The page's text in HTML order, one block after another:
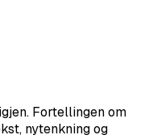
Fortellingen om
nytenkning og